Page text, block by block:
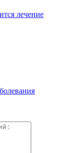
лечение